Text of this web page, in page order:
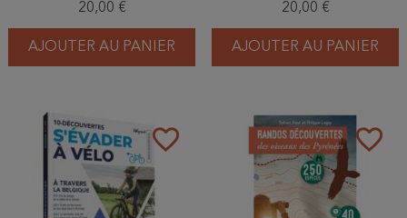
20,00 €
AJOUTER AU PANIER
20,00 €
AJOUTER AU PANIER
favorite_border favorite_border